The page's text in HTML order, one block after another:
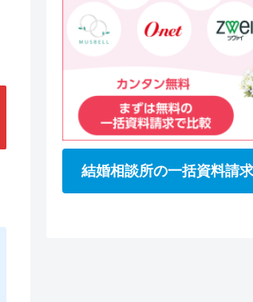
結婚相談所の一括資料請